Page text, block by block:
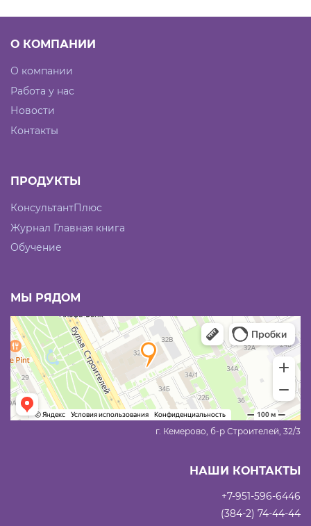
О КОМПАНИИ
О компании
Работа у нас
Новости
Контакты
ПРОДУКТЫ
КонсультантПлюс
Журнал Главная книга
Обучение
МЫ РЯДОМ
г. Кемерово, б-р Строителей, 32/3
НАШИ КОНТАКТЫ
+7-951-596-6446
(384-2) 74-44-44